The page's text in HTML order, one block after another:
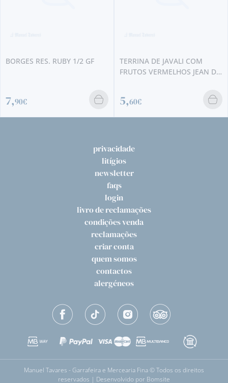
BORGES RES. RUBY 1/2 GF
7,90€
TERRINA DE JAVALI COM
FRUTOS VERMELHOS JEAN DE
5,60€
privacidade
litígios
newsletter
faqs
login
livro de reclamações
condições venda
reclamações
criar conta
quem somos
contactos
alergéneos
Manuel Tavares - Garrafeira e Mercearia Fina © Todos os direitos
reservados | Desenvolvido por Bomsite